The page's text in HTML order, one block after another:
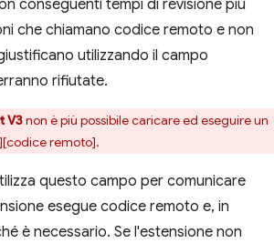
conseguenti tempi di revisione più
che chiamano codice remoto e non
utilizzando il campo
rifiutate.
V3non è più possibile caricare ed eseguire un
remoto].
questo campo per comunicare
esegue codice remoto e, in
è necessario. Se l'estensione non